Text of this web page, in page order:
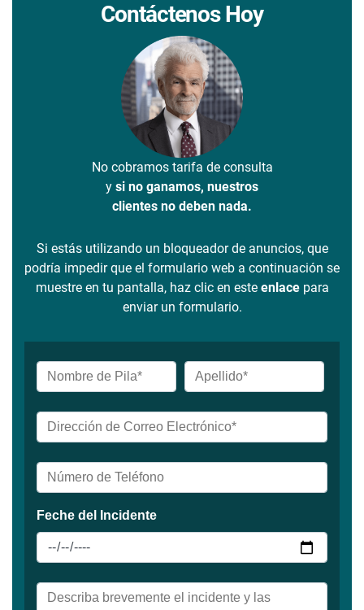
Contáctenos Hoy
No cobramos tarifa de consulta
y si no ganamos, nuestros
clientes no deben nada.
Si estás utilizando un bloqueador de anuncios, que
podría impedir que el formulario web a continuación se
muestre en tu pantalla, haz clic en este enlacepara
enviar un formulario.